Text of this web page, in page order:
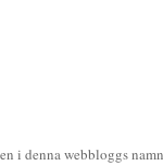
i denna webbloggs